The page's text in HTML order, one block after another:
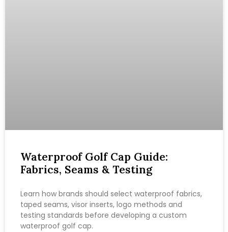
Waterproof Golf Cap Guide:
Fabrics, Seams & Testing
Learn how brands should select waterproof fabrics,
taped seams, visor inserts, logo methods and
testing standards before developing a custom
waterproof golf cap.